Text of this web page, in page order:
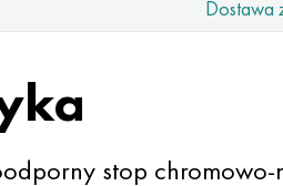
Dostawa
stop